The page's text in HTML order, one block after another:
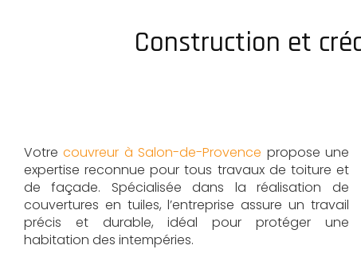
Construction et
Votrecouvreur à Salon-de-Provence propose une
expertise reconnue pour tous travaux de toiture et
de façade. Spécialisée dans la réalisation de
couvertures en tuiles, l’entreprise assure un travail
précis et durable, idéal pour protéger une
habitation des intempéries.